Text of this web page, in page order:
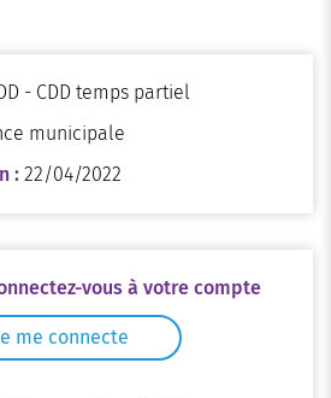
- CDD temps partiel
municipale
: 22/04/2022
vous à votre compte
me connecte